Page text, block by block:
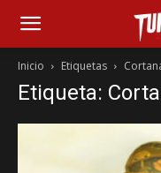
Inicio Etiquetas
Etiqueta: